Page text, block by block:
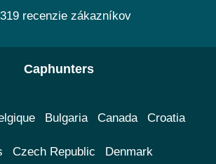
recenzie zákazníkov
Caphunters
Bulgaria Canada Croatia
Czech Republic Denmark